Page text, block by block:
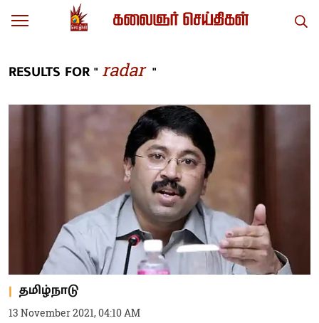
RESULTS FOR " radar "
தமிழ்நாடு
13 November 2021, 04:10 AM